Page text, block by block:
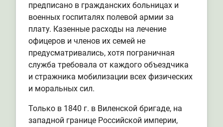
предписано в гражданских больницах и
военных госпиталях полевой армии за
плату. Казенные расходы на лечение
офицеров и членов их семей не
предусматривались, хотя пограничная
служба требовала от каждого объездчика
и стражника мобилизации всех физических
и моральных сил.
Только в 1840 г. в Виленской бригаде, на
западной границе Российской империи,